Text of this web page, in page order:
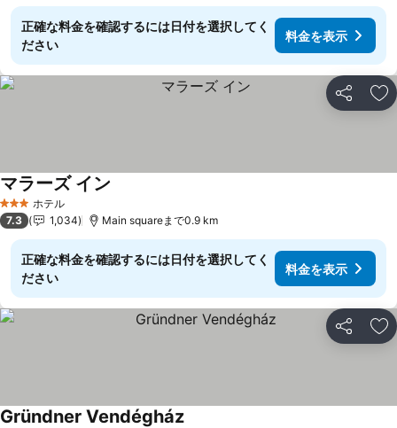
正確な料金を確認するには日付を選択してく
ださい
料金を表示
シェア お
3 ホテルのランク
ホテル
マラーズ イン
7.3 1,034 Main squareまで0.9 km
正確な料金を確認するには日付を選択してく
ださい
料金を表示
シェア お
Gründner Vendégház